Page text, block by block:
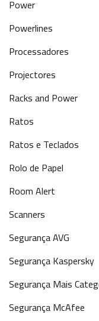
Power
Powerlines
Processadores
Projectores
Racks and Power
Ratos
Ratos e Teclados
Rolo de Papel
Room Alert
Scanners
Segurança AVG
Segurança Kaspersky
Segurança Mais
Segurança McAfee